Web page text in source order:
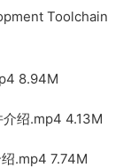
Toolchain
8.94M
绍.mp4 4.13M
.mp4 7.74M